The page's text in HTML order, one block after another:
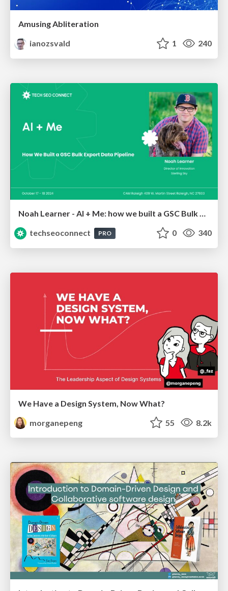
Amusing Abliteration
ianozsvald
1 240
Noah Learner - AI + Me: how we built a GSC Bulk Export data pipeline
techseoconnect
PRO 0 340
We Have a Design System, Now What?
morganepeng
55 8.2k